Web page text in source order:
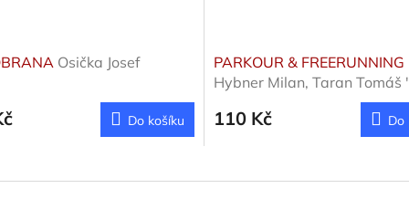
Osička Josef
Do košíku
PARKOUR & FREERUNNING
Hybner Milan, Taran Tomáš
110 Kč Do